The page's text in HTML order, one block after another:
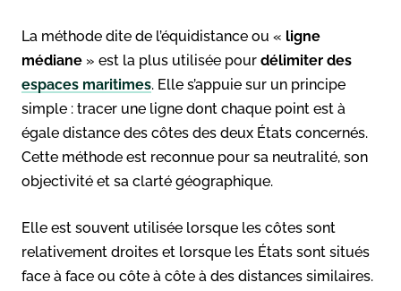
La méthode dite de l’équidistance ou « ligne
médiane » est la plus utilisée pour délimiter des
espaces maritimes. Elle s’appuie sur un principe
simple : tracer une ligne dont chaque point est à
égale distance des côtes des deux États concernés.
Cette méthode est reconnue pour sa neutralité, son
objectivité et sa clarté géographique.
Elle est souvent utilisée lorsque les côtes sont
relativement droites et lorsque les États sont situés
face à face ou côte à côte à des distances similaires.